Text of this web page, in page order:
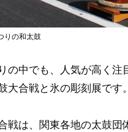
りの和太鼓
の中でも、人気が高く注
大合戦と氷の彫刻展です。
戦は、関東各地の太鼓団